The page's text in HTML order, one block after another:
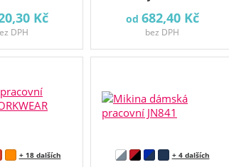
Kč
DPH
od 682,40 Kč
bez DPH
+ 18 dalších + 4 dalších